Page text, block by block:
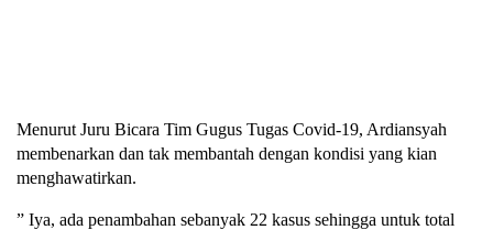
Menurut Juru Bicara Tim Gugus Tugas Covid-19, Ardiansyah
membenarkan dan tak membantah dengan kondisi yang kian
menghawatirkan.
” Iya, ada penambahan sebanyak 22 kasus sehingga untuk total